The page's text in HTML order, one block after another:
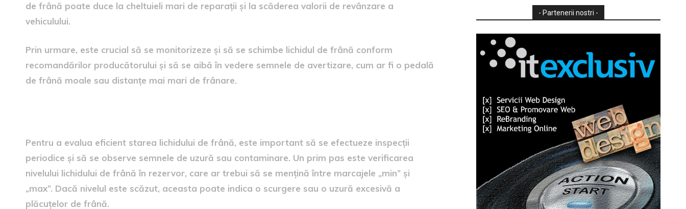
de frână poate duce la cheltuieli mari de reparații și la scăderea valorii de revânzare a
vehiculului.
Prin urmare, este crucial să se monitorizeze și să se schimbe lichidul de frână conform
recomandărilor producătorului și să se aibă în vedere semnele de avertizare, cum ar fi o pedală
de frână moale sau distanțe mai mari de frânare.
Pentru a evalua eficient starea lichidului de frână, este important să se efectueze inspecții
periodice și să se observe semnele de uzură sau contaminare. Un prim pas este verificarea
nivelului lichidului de frână în rezervor, care ar trebui să se mențină între marcajele „min” și
„max”. Dacă nivelul este scăzut, aceasta poate indica o scurgere sau o uzură excesivă a
plăcuțelor de frână.
- Partenerii nostri -